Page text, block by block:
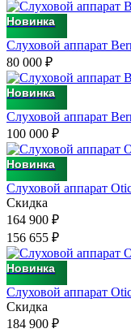
Новинка
Слуховой аппарат
80 000 ₽
Новинка
Слуховой аппарат
100 000 ₽
Новинка
Слуховой аппарат
Скидка
164 900 ₽
156 655 ₽
Новинка
Слуховой аппарат
Скидка
184 900 ₽